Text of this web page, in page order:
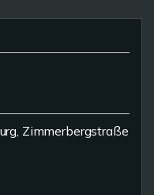
Zimmerbergstraße